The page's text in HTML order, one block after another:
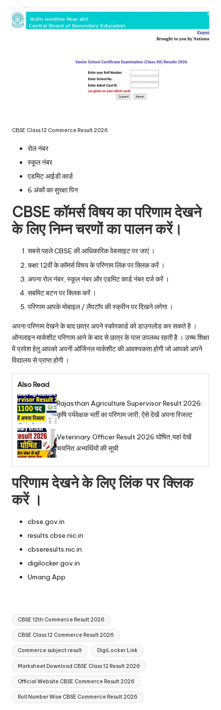
CBSE Class 12 Commerce Result 2026
रोल नंबर
स्कूल नंबर
एडमिट आईडी कार्ड
6 अंकों का सुरक्षा पिन
CBSE कॉमर्स विषय का परिणाम देखने
के लिए निम्न चरणों का पालन करें।
सबसे पहले CBSE की आधिकारिक वेबसाइट पर जाएं ।
कक्षा 12वीं के कॉमर्स विषय के परिणाम लिंक पर क्लिक करें ।
अपना रोल नंबर, स्कूल नंबर और एडमिट कार्ड नंबर दर्ज करें ।
सबमिट बटन पर क्लिक करें ।
परिणाम आपके मोबाइल / लैपटॉप की स्क्रीन पर दिखने लगेगा ।
अपना परिणाम देखने के बाद छात्र अपने स्कोरकार्ड को डाउनलोड कर सकते है ।
ऑनलाइन मार्कशीट परिणाम आने के बाद से छात्र के पास उपलब्ध रहती है । उच्च शिक्षा
में प्रवेश हेतु आपको अपनी ओर्जिनल मार्कशीट की आवश्यकता होगी जो आपको अपने
विद्यालय से प्राप्त होगी ।
Also Read
Rajasthan Agriculture Supervisor Result 2026:
कृषि पर्यवेक्षक भर्ती का परिणाम जारी, ऐसे देखें अपना रिजल्ट
Veterinary Officer Result 2026 घोषित,यहां देखें
चयनित अभ्यर्थियों की सूची
परिणाम देखने के लिए लिंक पर क्लिक
करें ।
cbse.gov.in
results.cbse.nic.in
cbseresults.nic.in
digilocker.gov.in
Umang App
Tags:
CBSE 12th Commerce Result 2026
CBSE Class 12 Commerce Result 2026
Commerce subject result DigiLocker Link
Marksheet Download CBSE Class 12 Result 2026
Official Website CBSE Commerce Result 2026
Roll Number Wise CBSE Commerce Result 2026